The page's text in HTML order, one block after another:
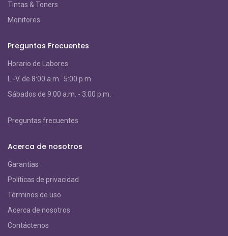
Tintas & Toners
Monitores
Preguntas Frecuentes
Horario de Labores
L.-V. de 8:00 a.m. 5:00 p.m.
Sábados de 9:00 a.m. - 3:00 p.m.
Preguntas frecuentes
Acerca de nosotros
Garantías
Políticas de privacidad
Términos de uso
Acerca de nosotros
Contáctenos